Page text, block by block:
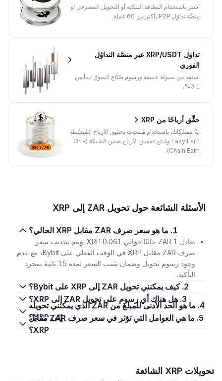
اشترِ باستخدام البطاقة البنكية أو التحويل المصرفي أو
منصَّة تداوُل P2P بأكثر من 60 عملة.
تداوَل XRP/USDT عبر منصَّة التداوُل
الفوري
استفِد من سيولة عميقة ورسوم صُنَّاع السوق تبدأ من
0.1%.
حقِّق أرباحًا من XRP
نمِّ ممتلكاتك باستخدام مُنتجات تحقيق الأرباح المُبسَّطة
Easy Earn ومُنتَج تحقيق الأرباح ضمن الشبكة (On-
Chain Earn).
الأسئلة الشائعة حول تحويل ZAR إلى XRP
1. ما هو سعر صرف ZAR مقابل XRP الحالي؟
يعادل 1 ZAR حاليًا حوالي 0.061 XRP. ويتم تحديث سعر
صرف ZAR مقابل XRP في الوقت الفعلي على Bybit، مع عدم
وجود رسوم تحويل وضمان تثبيت السعر لمدة 15 ثانية بمجرد
التأكيد.
2. كيف يمكنني تحويل ZAR إلى XRP على Bybit؟
3. هل هناك أي رسوم على تحويل ZAR إلى XRP؟
4. ما هو الحد الأدنى للمبلغ من ZAR الذي يمكنني تحويله
إلى XRP؟5. ما هي العوامل التي تؤثر في سعر صرف ZAR مقابل
XRP؟
تحويلات XRP الشائعة